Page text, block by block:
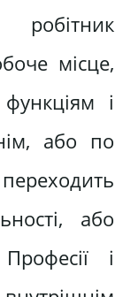
місце,
і
або по
або
і